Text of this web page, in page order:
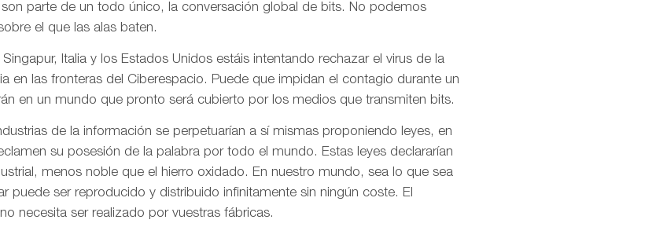
parte de un todo único, la conversación global de bits. No podemos
el que las alas baten.
Italia y los Estados Unidos estáis intentando rechazar el virus de la
en las fronteras del Ciberespacio. Puede que impidan el contagio durante un
en un mundo que pronto será cubierto por los medios que transmiten bits.
de la información se perpetuarían a sí mismas proponiendo leyes, en
su posesión de la palabra por todo el mundo. Estas leyes declararían
menos noble que el hierro oxidado. En nuestro mundo, sea lo que sea
puede ser reproducido y distribuido infinitamente sin ningún coste. El
necesita ser realizado por vuestras fábricas.